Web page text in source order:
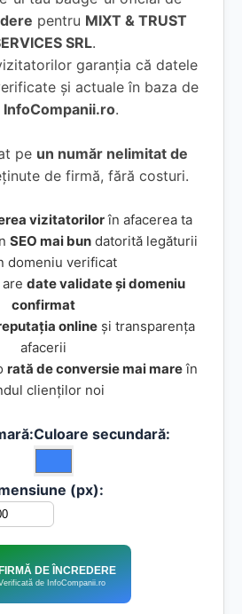
pentru MIXT & TRUST
SRL.
garanția că datele
și actuale în baza de
InfoCompanii.ro.
pe un număr nelimitat de
de firmă, fără costuri.
vizitatorilorîn afacerea ta
SEO mai bun datorită legăturii
domeniu verificat
are date validate și domeniu
confirmat
online și transparența
afacerii
rată de conversie mai mareîn
clienților noi
Culoare secundară:
(px):
DE ÎNCREDERE
de InfoCompanii.ro